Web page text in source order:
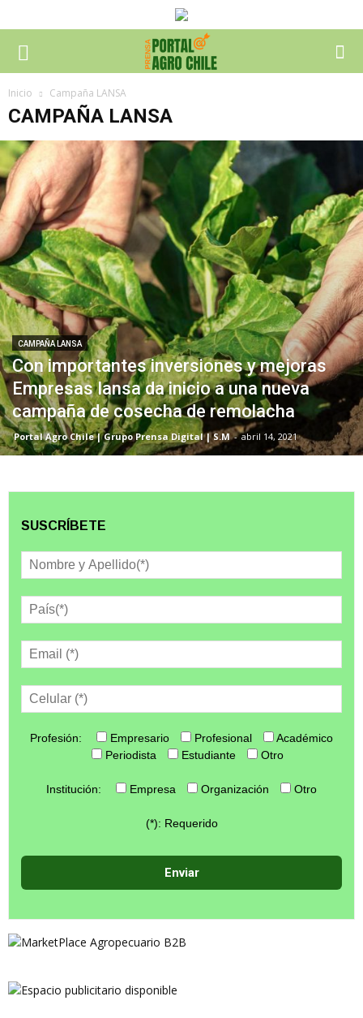
Inicio Campaña LANSA
CAMPAÑA LANSA
CAMPAÑA LANSA
Con importantes inversiones y mejoras
Empresas Iansa da inicio a una nueva
campaña de cosecha de remolacha
Portal Agro Chile | Grupo Prensa Digital | S.M - abril 14, 2021
SUSCRÍBETE
Profesión: Empresario Profesional
Académico
Periodista
Estudiante Otro
Institución: Empresa Organización Otro
(*): Requerido